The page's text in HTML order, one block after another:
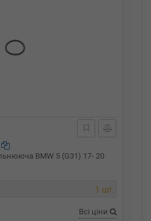
BMW 5 (G31) 17- 20
1 шт.
Всі ціни